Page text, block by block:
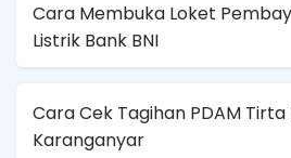
Cara Membuka Loket
Listrik Bank BNI
Cara Cek Tagihan PDAM Tirta
Karanganyar